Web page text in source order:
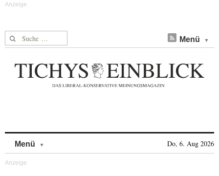
Suche nach: Menü
Menü Do, 6. Aug 2026